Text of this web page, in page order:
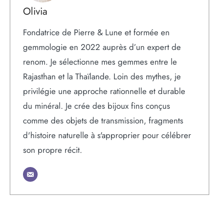
Olivia
Fondatrice de Pierre & Lune et formée en
gemmologie en 2022 auprès d’un expert de
renom. Je sélectionne mes gemmes entre le
Rajasthan et la Thaïlande. Loin des mythes, je
privilégie une approche rationnelle et durable
du minéral. Je crée des bijoux fins conçus
comme des objets de transmission, fragments
d'histoire naturelle à s'approprier pour célébrer
son propre récit.